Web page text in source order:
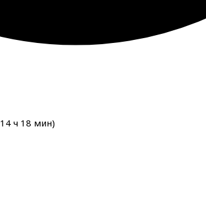
14 ч 18 мин)